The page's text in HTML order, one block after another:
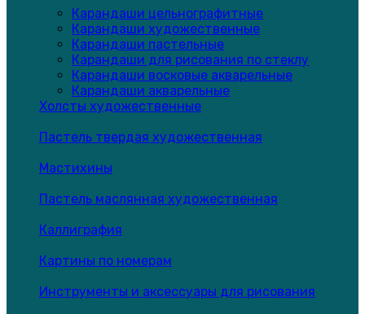
Карандаши цельнографитные
Карандаши художественные
Карандаши пастельные
Карандаши для рисования по стеклу
Карандаши восковые акварельные
Карандаши акварельные
Холсты художественные
Пастель твердая художественная
Мастихины
Пастель маслянная художественная
Каллиграфия
Картины по номерам
Инструменты и аксессуары для рисования